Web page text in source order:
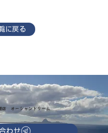
に戻る
店 オーシャンドリーム
わせ